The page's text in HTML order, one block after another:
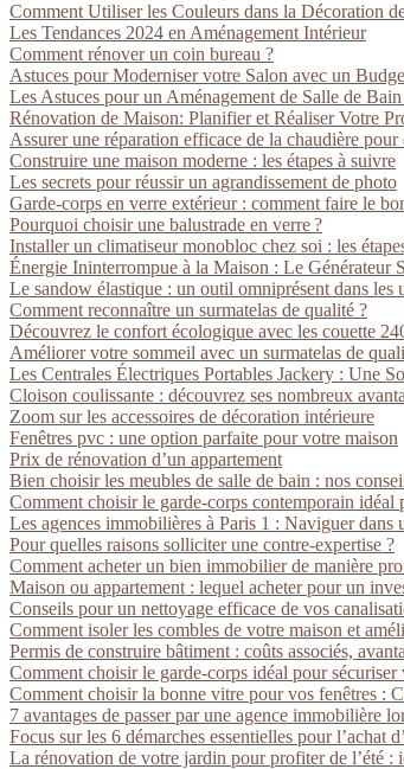
Comment Utiliser les Couleurs dans la Décoration
Les Tendances 2024 en Aménagement Intérieur
Comment rénover un coin bureau ?
Astuces pour Moderniser votre Salon avec un
Les Astuces pour un Aménagement de Salle de
Rénovation de Maison: Planifier et Réaliser Votre
Assurer une réparation efficace de la chaudière
Construire une maison moderne : les étapes à suivre
Les secrets pour réussir un agrandissement de photo
Garde-corps en verre extérieur : comment faire le
Pourquoi choisir une balustrade en verre ?
Installer un climatiseur monobloc chez soi : les
Énergie Ininterrompue à la Maison : Le Générateur
Le sandow élastique : un outil omniprésent dans les
Comment reconnaître un surmatelas de qualité ?
Découvrez le confort écologique avec les couette
Améliorer votre sommeil avec un surmatelas de
Les Centrales Électriques Portables Jackery : Une
Cloison coulissante : découvrez ses nombreux
Zoom sur les accessoires de décoration intérieure
Fenêtres pvc : une option parfaite pour votre maison
Prix de rénovation d’un appartement
Bien choisir les meubles de salle de bain : nos
Comment choisir le garde-corps contemporain idéal
Les agences immobilières à Paris 1 : Naviguer dans
Pour quelles raisons solliciter une contre-expertise ?
Comment acheter un bien immobilier de manière
Maison ou appartement : lequel acheter pour un
Conseils pour un nettoyage efficace de vos
Comment isoler les combles de votre maison et
Permis de construire bâtiment : coûts associés,
Comment choisir le garde-corps idéal pour sécuriser
Comment choisir la bonne vitre pour vos fenêtres :
7 avantages de passer par une agence immobilière
Focus sur les 6 démarches essentielles pour l’achat
La rénovation de votre jardin pour profiter de l’été :